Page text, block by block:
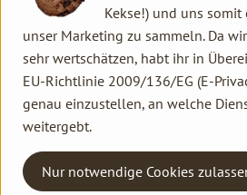
Rohkost
Familie Hannen GbR
Neu Lammertzhof, 41564 Kaarst
02131 / 75747-0
info@lammertzhof.de
Kekse!) und uns
unser Marketing zu sammeln. Da
sehr wertschätzen, habt ihr in
EU-Richtlinie 2009/136/EG (E-
genau einzustellen, an welche
weitergebt.
Nur notwendige Cookies